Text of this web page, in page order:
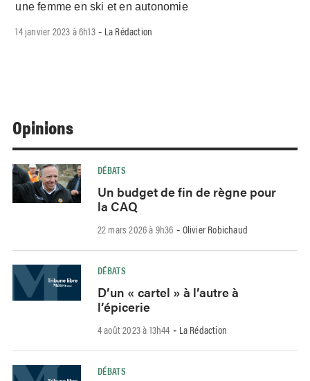
une femme en ski et en autonomie
14 janvier 2023 à 6h13- La Rédaction
Opinions
DÉBATS
Un budget de fin de règne pour
la CAQ
22 mars 2026 à 9h36 - Olivier Robichaud
DÉBATS
D’un « cartel » à l’autre à
l’épicerie
4 août 2023 à 13h44 - La Rédaction
DÉBATS